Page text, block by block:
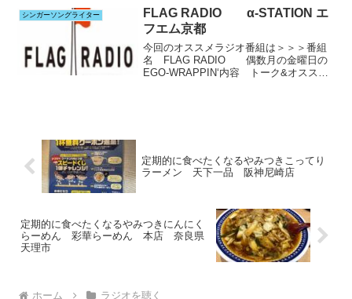
フの時に毎週放送があったのですが今は
月１回みなさ...
シンガーソングライター
FLAG RADIO α-STATION エ
フエム京都
今回のオススメラジオ番組は＞＞＞番組
名 FLAG RADIO 偶数月の金曜日の
EGO-WRAPPIN‘内容 トーク&オススメ
定期的に食べたくなるやみつきこってり
ラーメン 天下一品 阪神尼崎店
定期的に食べたくなるやみつきにんにく
らーめん 彩華らーめん 本店 奈良県
天理市
ホーム ラジオを聴く